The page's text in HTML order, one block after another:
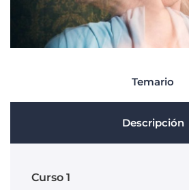
Temario
Descripción
Curso 1